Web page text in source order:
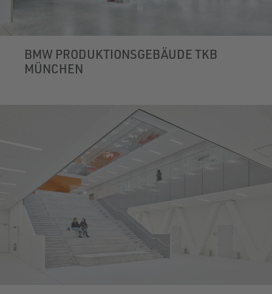
BMW PRODUKTIONSGEBÄUDE TKB
MÜNCHEN